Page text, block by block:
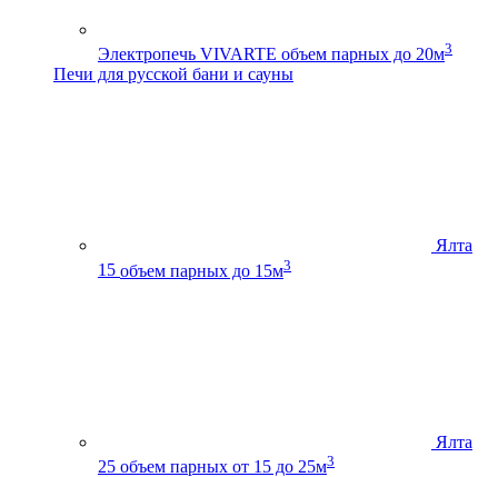
Электропечь VIVARTE объем парных до 20м3
Печи для русской бани и сауны
Ялта
15 объем парных до 15м3
Ялта
25 объем парных от 15 до 25м3